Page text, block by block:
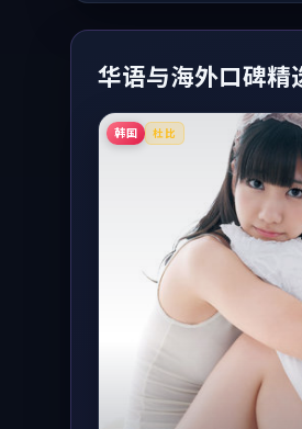
华语与海外口碑精
韩国 杜比